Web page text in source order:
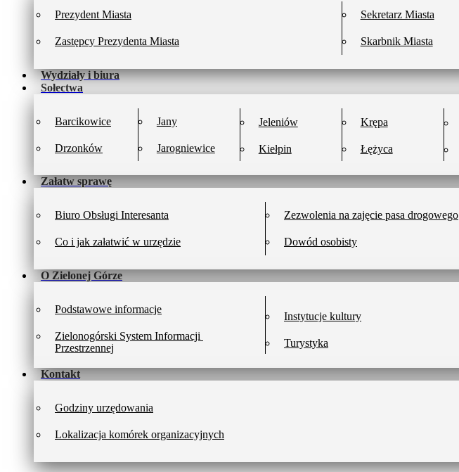
Prezydent Miasta
Zastępcy Prezydenta Miasta
Sekretarz Miasta
Skarbnik Miasta
Wydziały i biura
Sołectwa
Barcikowice
Drzonków
Jany
Jarogniewice
Jeleniów
Kiełpin
Krępa
Łężyca
Załatw sprawę
Biuro Obsługi Interesanta
Co i jak załatwić w urzędzie
Zezwolenia na zajęcie pasa drogowego
Dowód osobisty
O Zielonej Górze
Podstawowe informacje
Zielonogórski System Informacji
Przestrzennej
Instytucje kultury
Turystyka
Kontakt
Godziny urzędowania
Lokalizacja komórek organizacyjnych